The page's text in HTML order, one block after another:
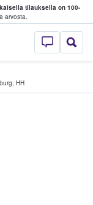
tilauksella on 100-
arvosta.
-
, HH